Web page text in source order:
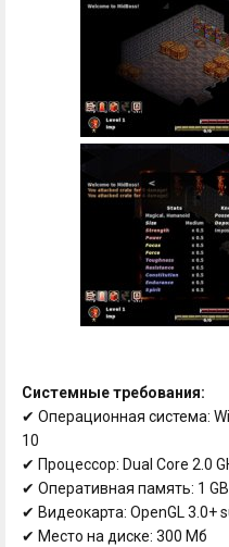
Системные требования:
✔ Операционная система:
10
✔ Процессор: Dual Core 2.0
✔ Оперативная память: 1
✔ Видеокарта: OpenGL 3.0+
✔ Место на диске: 300 Мб